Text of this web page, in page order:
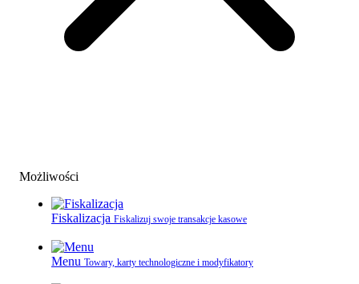
Możliwości
Fiskalizacja Fiskalizuj swoje transakcje kasowe
Menu Towary, karty technologiczne i modyfikatory